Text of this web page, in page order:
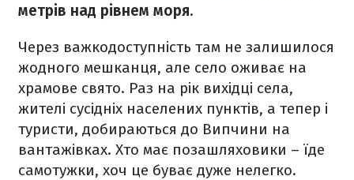
метрів над рівнем моря.
Через важкодоступність там не залишилося
жодного мешканця, але село оживає на
храмове свято. Раз на рік вихідці села,
жителі сусідніх населених пунктів, а тепер і
туристи, добираються до Випчини на
вантажівках. Хто має позашляховики – їде
самотужки, хоч це буває дуже нелегко.